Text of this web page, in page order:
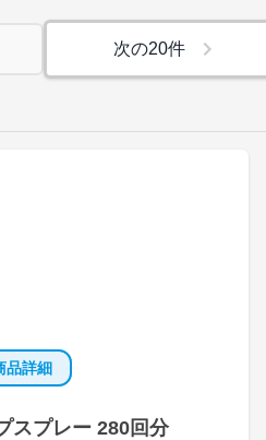
品詳細
スプレー 280回分
次の20件